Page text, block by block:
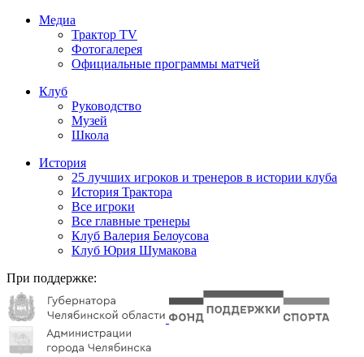
Медиа
Трактор TV
Фотогалерея
Официальные программы матчей
Клуб
Руководство
Музей
Школа
История
25 лучших игроков и тренеров в истории клуба
История Трактора
Все игроки
Все главные тренеры
Клуб Валерия Белоусова
Клуб Юрия Шумакова
При поддержке: